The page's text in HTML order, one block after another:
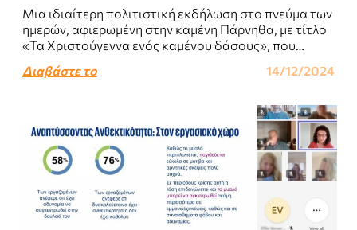
Μια ιδιαίτερη πολιτιστική εκδήλωση στο πνεύμα των
ημερών, αφιερωμένη στην καμένη Πάρνηθα, με τίτλο
«Τα Χριστούγεννα ενός καμένου δάσους», που
Διαβάστε το 14/12/2024